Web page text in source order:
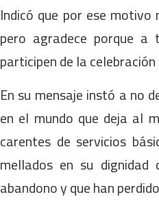
Indicó que por ese
pero agradece porque a
participen de la
En su mensaje instó a no
en el mundo que deja al
carentes de servicios
mellados en su
abandono y que han